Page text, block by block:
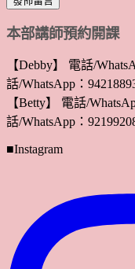
本部講師預約開課
【Debby】 電話/
話/WhatsApp：
【Betty】 電話/
話/WhatsApp：
■Instagram